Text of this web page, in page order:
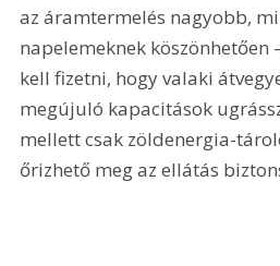
az áramtermelés nagyobb,
napelemeknek köszönhetően
kell fizetni, hogy valaki
megújuló kapacitások
mellett csak zöldenergia-
őrizhető meg az ellátás